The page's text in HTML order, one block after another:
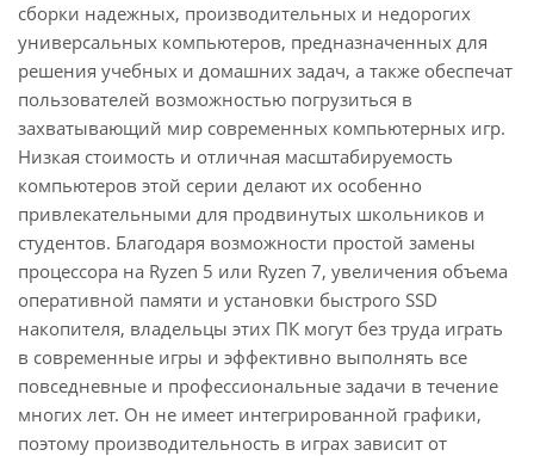
сборки надежных, производительных и недорогих
универсальных компьютеров, предназначенных для
решения учебных и домашних задач, а также обеспечат
пользователей возможностью погрузиться в
захватывающий мир современных компьютерных игр.
Низкая стоимость и отличная масштабируемость
компьютеров этой серии делают их особенно
привлекательными для продвинутых школьников и
студентов. Благодаря возможности простой замены
процессора на Ryzen 5 или Ryzen 7, увеличения объема
оперативной памяти и установки быстрого SSD
накопителя, владельцы этих ПК могут без труда играть
в современные игры и эффективно выполнять все
повседневные и профессиональные задачи в течение
многих лет. Он не имеет интегрированной графики,
поэтому производительность в играх зависит от